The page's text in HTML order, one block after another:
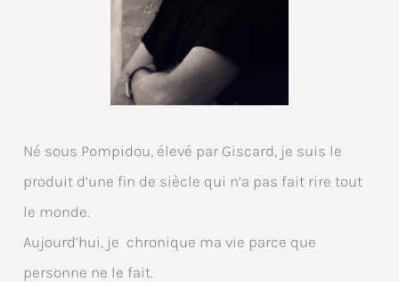
Né sous Pompidou, élevé par Giscard, je suis le
produit d’une fin de siècle qui n’a pas fait rire tout
le monde.
Aujourd’hui, je chronique ma vie parce que
personne ne le fait.